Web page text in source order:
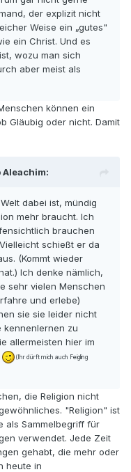
der explizit nicht
Weise ein „gutes"
ein Christ. Und es
wozu man sich
aber meist als
können ein
Gläubig oder nicht. Damit
Aleachim:
dabei ist, mündig
mehr braucht. Ich
brauchen
schießt er da
(Kommt wieder
Ich denke nämlich,
sehr vielen Menschen
und erlebe)
sie sie leider nicht
kennenlernen zu
allermeisten hier im
(Ihr dürft mich auch Feigling
die Religion nicht
"Religion" ist
als Sammelbegriff für
verwendet. Jede Zeit
gehabt, die mehr oder
heute in